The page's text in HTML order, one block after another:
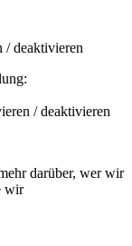
/ deaktivieren
/ deaktivieren
darüber, wer wir
wir